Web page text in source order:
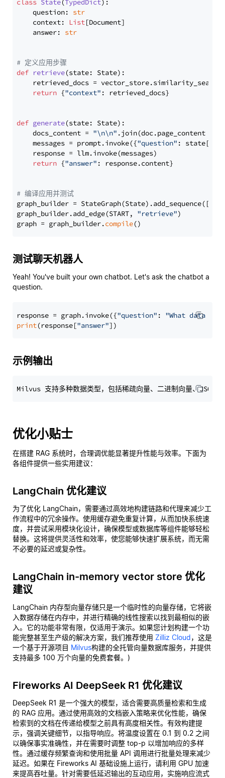
class State(TypedDict):
    question:
str
    context:
List[Document]
    answer:
str
# 定义应用步骤
def retrieve(state: State):
retrieved_docs =
return {"context" : retrieved_docs}
def generate(state: State):
    docs_content =
"\n\n" .join(doc.page_content
    messages = prompt.invoke({
"question" : state[
    response = llm.invoke(messages)
return {"answer" : response.content}
# 编译应用并测试
graph_builder =
graph_builder.add_edge(START, "retrieve")
graph = graph_builder.compile
测试聊天机器人
Yeah! You've built your own chatbot. Let's ask the chatbot a
question.
response = graph.invoke({"question" : "What data
print(response["answer"
示例输出
优化小贴士
在搭建 RAG 系统时，合理调优能显著提升性能与效率。下面为
各组件提供一些实用建议：
LangChain 优化建议
为了优化 LangChain，需要通过高效地构建链路和代理来减少工
作流程中的冗余操作。使用缓存避免重复计算，从而加快系统速
度，并尝试采用模块化设计，确保模型或数据库等组件能够轻松
替换。这将提供灵活性和效率，使您能够快速扩展系统，而无需
不必要的延迟或复杂性。
LangChain in-memory vector store 优化
建议
LangChain 内存型向量存储只是一个临时性的向量存储，它将嵌
入数据存储在内存中，并进行精确的线性搜索以找到最相似的嵌
入。它的功能非常有限，仅适用于演示。如果您计划构建一个功
能完整甚至生产级的解决方案，我们推荐使用 Zilliz Cloud，这是
一个基于开源项目 Milvus构建的全托管向量数据库服务，并提供
支持最多 100 万个向量的免费套餐。)
Fireworks AI DeepSeek R1 优化建议
DeepSeek R1 是一个强大的模型，适合需要高质量检索和生成
的 RAG 应用。通过使用高效的文档嵌入策略来优化性能，确保
检索到的文档在传递给模型之前具有高度相关性。有效构建提
示，强调关键细节，以指导响应。将温度设置在 0.1 到 0.2 之间
以确保事实准确性，并在需要时调整 top-p 以增加响应的多样
性。通过缓存频繁查询和使用批量 API 调用进行批量处理来减少
延迟。如果在 Fireworks AI 基础设施上运行，请利用 GPU 加速
来提高吞吐量。针对需要低延迟输出的互动应用，实施响应流式